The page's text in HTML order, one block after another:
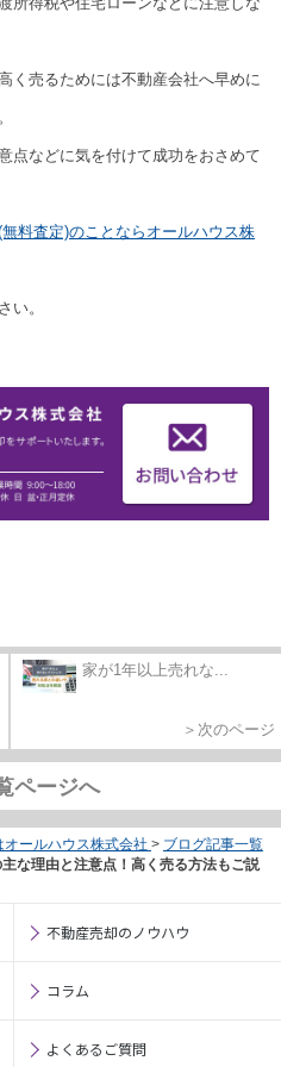
く売るためには不動産会社へ早めに
点などに気を付けて成功をおさめて
料査定)のことならオールハウス株
い。
家が1年以上売れな...
＞次のページ
ページへ
ールハウス株式会社 > ブログ記事一覧
な理由と注意点！高く売る方法もご説
不動産売却のノウハウ
コラム
よくあるご質問